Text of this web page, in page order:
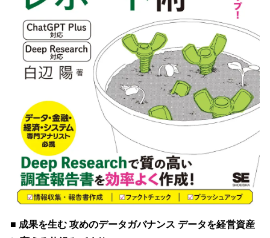
■ 成果を生む 攻めのデータガバナンス データを経営資産